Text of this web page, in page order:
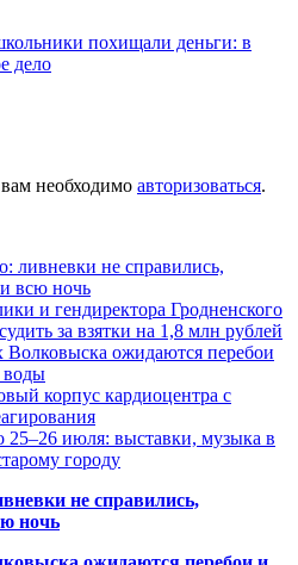
похищали деньги: в
дело
необходимо авторизоваться.
ливневки не справились,
всю ночь
и гендиректора Гродненского
за взятки на 1,8 млн рублей
Волковыска ожидаются перебои
воды
корпус кардиоцентра с
25–26 июля: выставки, музыка в
городу
не справились,
ночь